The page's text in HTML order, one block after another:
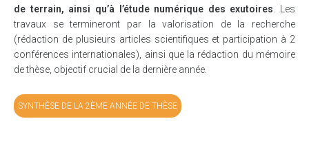
de terrain, ainsi qu’à l’étude numérique des exutoires . Les
travaux se termineront par la valorisation de la recherche
(rédaction de plusieurs articles scientifiques et participation à 2
conférences internationales), ainsi que la rédaction du mémoire
de thèse, objectif crucial de la dernière année.
SYNTHÈSE DE LA 2ÈME ANNÉE DE THÈSE